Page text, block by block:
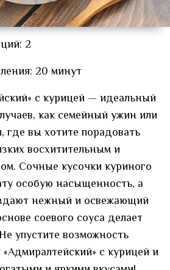
2
20 минут
с курицей — идеальный
как семейный ужин или
где вы хотите порадовать
восхитительным и
Сочные кусочки куриного
особую насыщенность, а
нежный и освежающий
соевого соуса делает
упустите возможность
с курицей и